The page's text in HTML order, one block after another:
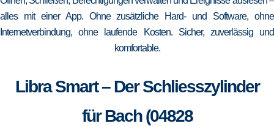
alles mit einer App. Ohne zusätzliche Hard- und Software, ohne
Internetverbindung, ohne laufende Kosten. Sicher, zuverlässig und
komfortable.
Libra Smart – Der Schliesszylinder
für Bach (04828